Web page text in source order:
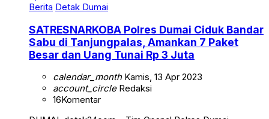
Berita Detak Dumai
SATRESNARKOBA Polres Dumai Ciduk Bandar
Sabu di Tanjungpalas, Amankan 7 Paket
Besar dan Uang Tunai Rp 3 Juta
calendar_monthKamis, 13 Apr 2023
account_circleRedaksi
16Komentar